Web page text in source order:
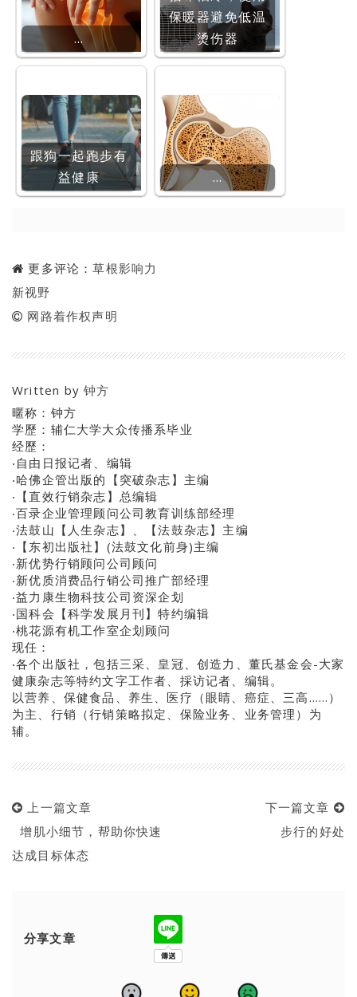
…
保暖器避免低温
烫伤器
跟狗一起跑步有
益健康
…
更多评论：草根影响力
新视野
网路着作权声明
Written by钟方
暱称：钟方
学歷：辅仁大学大众传播系毕业
经歷：
‧自由日报记者、编辑
‧哈佛企管出版的【突破杂志】主编
‧【直效行销杂志】总编辑
‧百录企业管理顾问公司教育训练部经理
‧法鼓山【人生杂志】、【法鼓杂志】主编
‧【东初出版社】(法鼓文化前身)主编
‧新优势行销顾问公司顾问
‧新优质消费品行销公司推广部经理
‧益力康生物科技公司资深企划
‧国科会【科学发展月刊】特约编辑
‧桃花源有机工作室企划顾问
现任：
‧各个出版社，包括三采、皇冠、创造力、董氏基金会-大家
健康杂志等特约文字工作者、採访记者、编辑。
以营养、保健食品、养生、医疗（眼睛、癌症、三高……）
为主、行销（行销策略拟定、保险业务、业务管理）为
辅。
上一篇文章
增肌小细节，帮助你快速
达成目标体态
下一篇文章
步行的好处
分享文章